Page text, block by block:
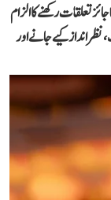
تعلقات رکھنے کا الزام
نظر انداز کیے جانے اور